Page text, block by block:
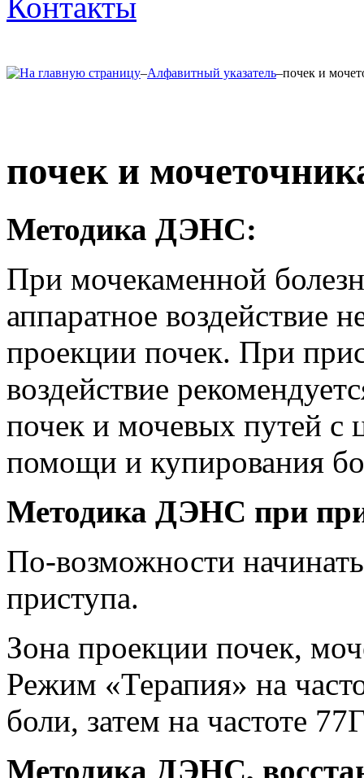
–Алфавитный указатель–почек и
почек и
Методика ДЭНС:
При мочекаменной
аппаратное воздействие
проекции почек. При
воздействие
почек и мочевых путей с
помощи и купирования
Методика ДЭНС при
По-возможности
приступа.
Зона проекции почек,
Режим «Терапия» на
боли, затем на частоте
Методика ДЭНС,